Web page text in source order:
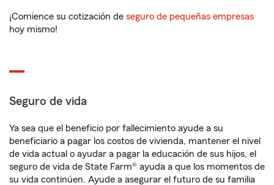
¡Comience su cotización de seguro de pequeñas empresas
hoy mismo!
Seguro de vida
Ya sea que el beneficio por fallecimiento ayude a su
beneficiario a pagar los costos de vivienda, mantener el nivel
de vida actual o ayudar a pagar la educación de sus hijos, el
seguro de vida de State Farm® ayuda a que los momentos de
su vida continúen. Ayude a asegurar el futuro de su familia